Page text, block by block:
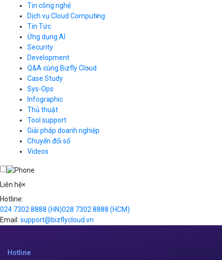
Tin công nghệ
Dịch vụ Cloud Computing
Cloud Server
CDN
Load Balancer
Auto Scaling
Container Registry
Kubernetes
Cloud Database
Call Center
Business Email
Simple Storage
VOD
VPN
Traffic Manager
Cloud VPS
Videos
Tin Tức
Ứng dụng AI
Security
Development
Q&A cùng Bizfly Cloud
Q&A về Bizfly Cloud Server
Thao tác kết nối tới server
Videos
Q&A về Bizfly Business Email
Videos
Case Study
Sys-Ops
Infographic
Thủ thuật
Tool support
Giải pháp doanh nghiệp
Chuyển đổi số
Videos
Liên hệ×
Hotline:
024 7302 8888 (HN)028 7302 8888 (HCM)
Email: support@bizflycloud.vn
Hotline